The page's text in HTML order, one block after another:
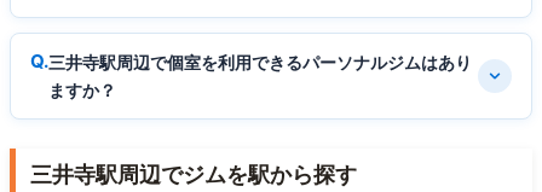
三井寺駅周辺で個室を利用できるパーソナルジムはあり
ますか？
三井寺駅周辺でジムを駅から探す